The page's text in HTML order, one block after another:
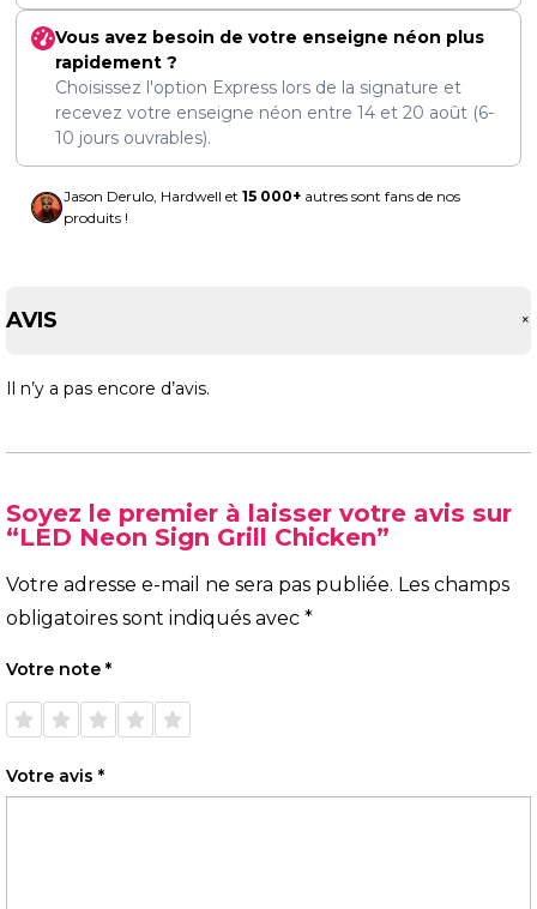
Vous avez besoin de votre enseigne néon plus
rapidement ?
Choisissez l'option Express lors de la signature et
recevez votre enseigne néon entre 14 et 20 août (6-
10 jours ouvrables).
Jason Derulo, Hardwell et 15 000+ autres sont fans de nos
produits !
AVIS +
Il n’y a pas encore d’avis.
Soyez le premier à laisser votre avis sur
“LED Neon Sign Grill Chicken”
Votre adresse e-mail ne sera pas publiée. Les champs
obligatoires sont indiqués avec *
Votre note *
1 étoile
sur 5
2 étoiles
sur 5
3 étoiles
sur 5
4 étoiles
sur 5
5 étoiles
sur 5
Votre avis *